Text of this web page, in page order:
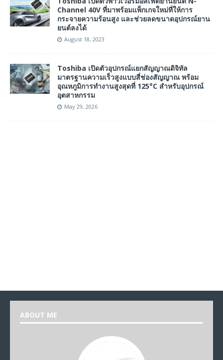
Channel 40V ที่มาพร้อมแพ็กเกจใหม่ที่ให้การ
กระจายความร้อนสูง และช่วยลดขนาดอุปกรณ์ยาน
ยนต์ลงได้
August 18, 2023
Toshiba เปิดตัวอุปกรณ์แยกสัญญาณดิจิทัล
มาตรฐานความเร็วสูงแบบสี่ช่องสัญญาณ พร้อม
อุณหภูมิการทำงานสูงสุดที่ 125°C สำหรับอุปกรณ์
อุตสาหกรรม
May 29, 2026
ABOUT ME